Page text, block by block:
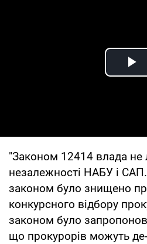
"Законом 12414 влада
незалежності НАБУ і
законом було знищено
конкурсного відбору
законом було
що прокурорів можуть